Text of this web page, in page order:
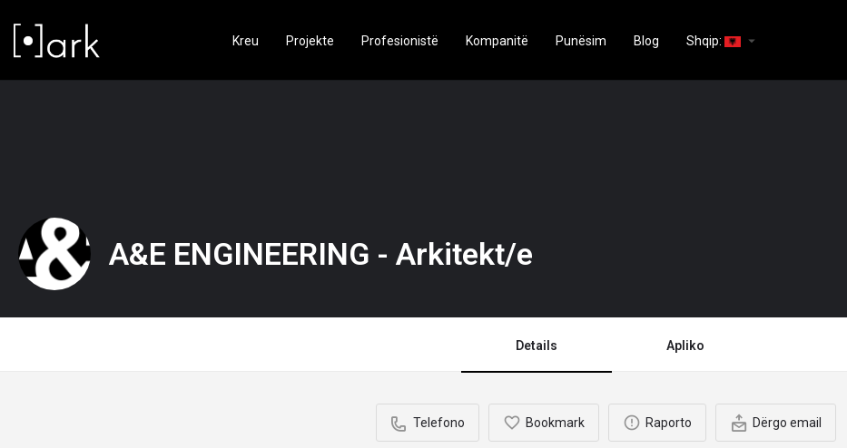
Kreu Projekte Profesionistë Kompanitë Punësim Blog Shqip: arrow_drop_down
A&E ENGINEERING - Arkitekt/e
Details Apliko
Telefono Bookmark Raporto Dërgo email